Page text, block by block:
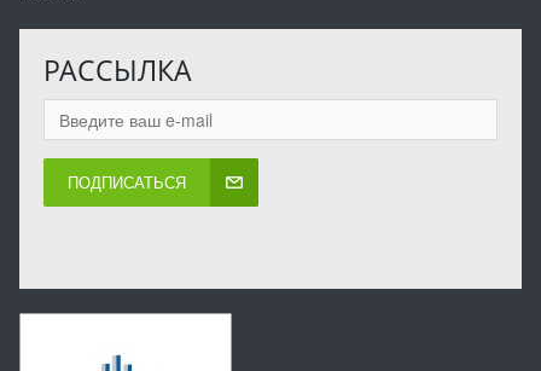
РАССЫЛКА
ПОДПИСАТЬСЯ